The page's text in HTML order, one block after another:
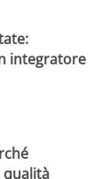
integratore